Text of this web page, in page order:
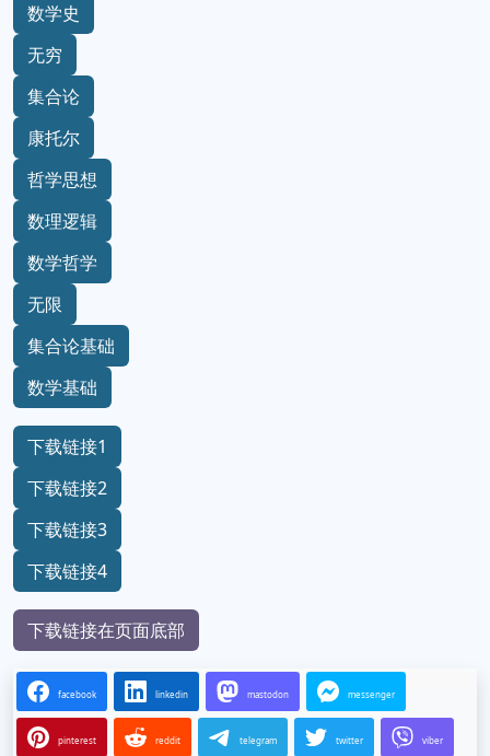
数学史
无穷
集合论
康托尔
哲学思想
数理逻辑
数学哲学
无限
集合论基础
数学基础
下载链接1
下载链接2
下载链接3
下载链接4
下载链接在页面底部
facebook linkedin mastodon messenger
pinterest reddit telegram twitter viber